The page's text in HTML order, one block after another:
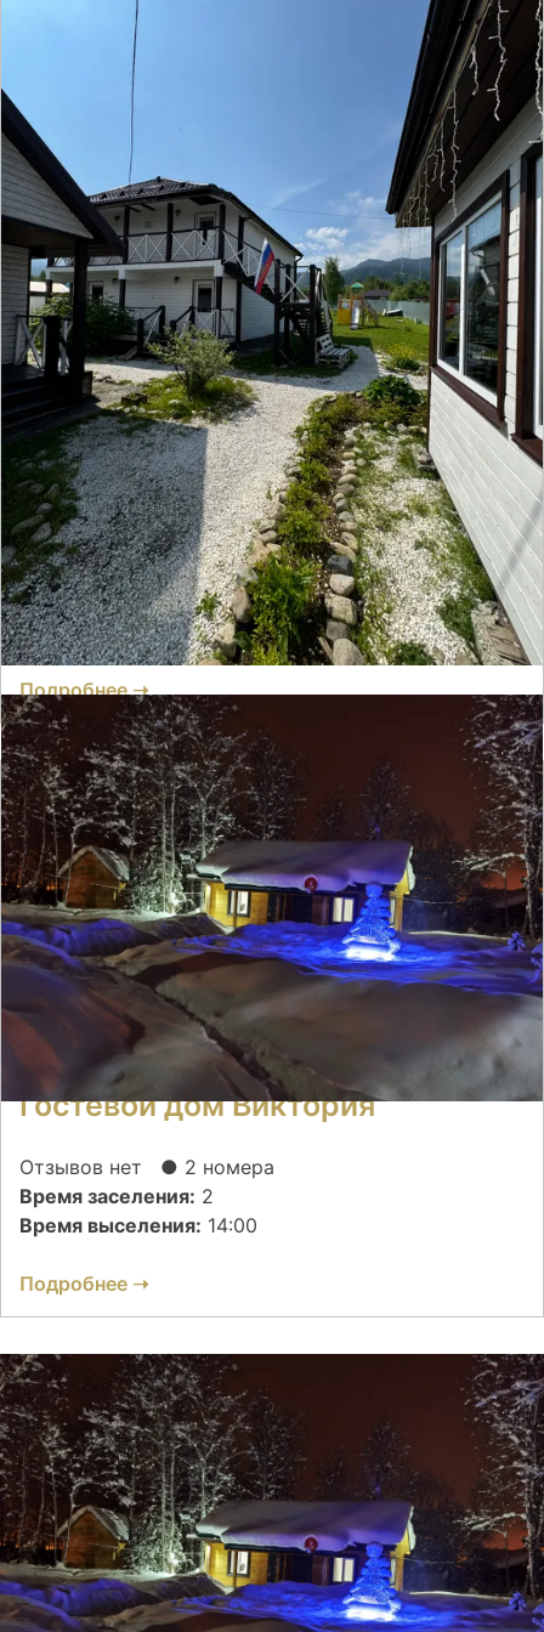
По промокоду можно получить скидку до 10% при
первом бронировании номера на сайте Суточно.ру
На сайт
Гостевой дом Домино
Отзывов нет ● 4 номера
Время заселения:4
Время выселения:15:00
Подробнее ➝
Гостевой дом Виктория
Отзывов нет
● 2 номера
Время заселения: 2
Время выселения: 14:00
Подробнее ➝